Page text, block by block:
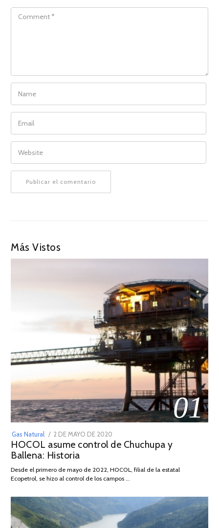
COMMENT
NAME
EMAIL
WEBSITE
Más Vistos
01
Gas Natural
POSTED
ON
2 DE MAYO DE 2020
DE
2026
HOCOL asume control de Chuchupa y
Ballena: Historia
Desde el primero de mayo de 2022, HOCOL, filial de la estatal
Ecopetrol, se hizo al control de los campos …